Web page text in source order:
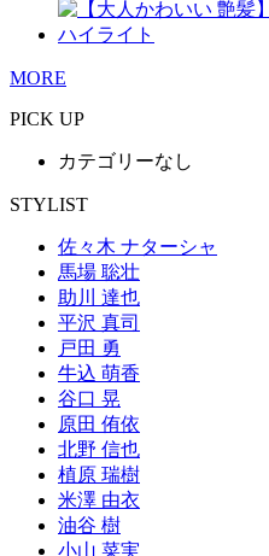
MORE
PICK UP
カテゴリーなし
STYLIST
佐々木 ナターシャ
馬場 聡壮
助川 達也
平沢 真司
戸田 勇
牛込 萌香
谷口 晃
原田 侑依
北野 信也
植原 瑞樹
米澤 由衣
油谷 樹
小山 菜実